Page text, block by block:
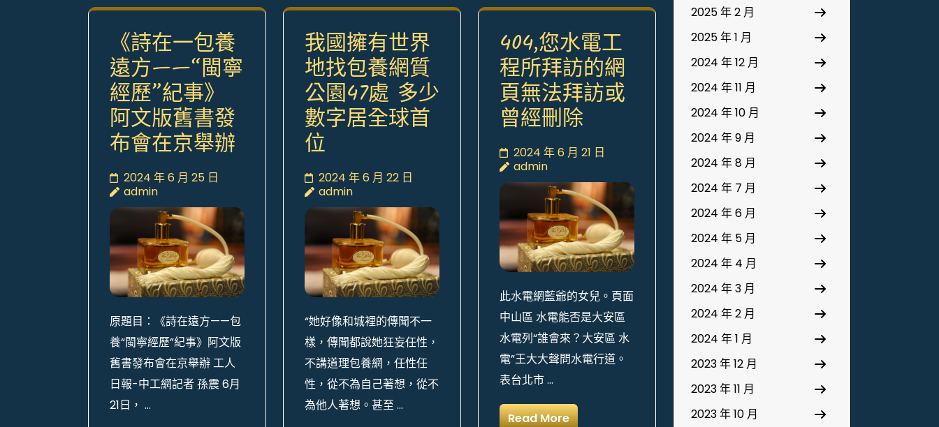
《詩在一包養
遠方——“閩寧
經歷”紀事》
阿文版舊書發
布會在京舉辦
2024 年 6 月 25 日
admin
原題目：《詩在遠方——包
養“閩寧經歷”紀事》阿文版
舊書發布會在京舉辦 工人
日報-中工網記者 孫震 6月
21日， …
我國擁有世界
地找包養網質
公園47處 多少
數字居全球首
位
2024 年 6 月 22 日
admin
“她好像和城裡的傳聞不一
樣，傳聞都說她狂妄任性，
不講道理包養網，任性任
性，從不為自己著想，從不
為他人著想。甚至 …
404,您水電工
程所拜訪的網
頁無法拜訪或
曾經刪除
2024 年 6 月 21 日
admin
此水電網藍爺的女兒。頁面
中山區 水電能否是大安區
水電列“誰會來？大安區 水
電”王大大聲問水電行道。
表台北市 …
Read More
2025 年 2 月
2025 年 1 月
2024 年 12 月
2024 年 11 月
2024 年 10 月
2024 年 9 月
2024 年 8 月
2024 年 7 月
2024 年 6 月
2024 年 5 月
2024 年 4 月
2024 年 3 月
2024 年 2 月
2024 年 1 月
2023 年 12 月
2023 年 11 月
2023 年 10 月